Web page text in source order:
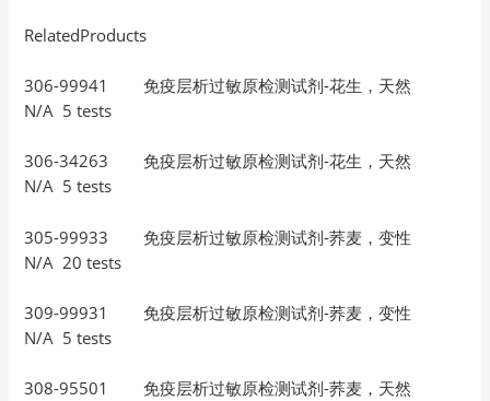
RelatedProducts
306-99941 免疫层析过敏原检测试剂-花生，天然
N/A 5 tests
306-34263 免疫层析过敏原检测试剂-花生，天然
N/A 5 tests
305-99933 免疫层析过敏原检测试剂-荞麦，变性
N/A 20 tests
309-99931 免疫层析过敏原检测试剂-荞麦，变性
N/A 5 tests
308-95501 免疫层析过敏原检测试剂-荞麦，天然